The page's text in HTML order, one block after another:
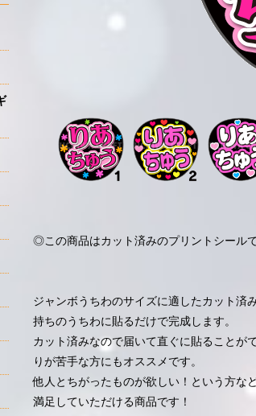
◎この商品はカット済みのプリントシール
ジャンボうちわのサイズに適したカット済
持ちのうちわに貼るだけで完成します。
カット済みなので届いて直ぐに貼ることが
りが苦手な方にもオススメです。
他人とちがったものが欲しい！という方な
満足していただける商品です！